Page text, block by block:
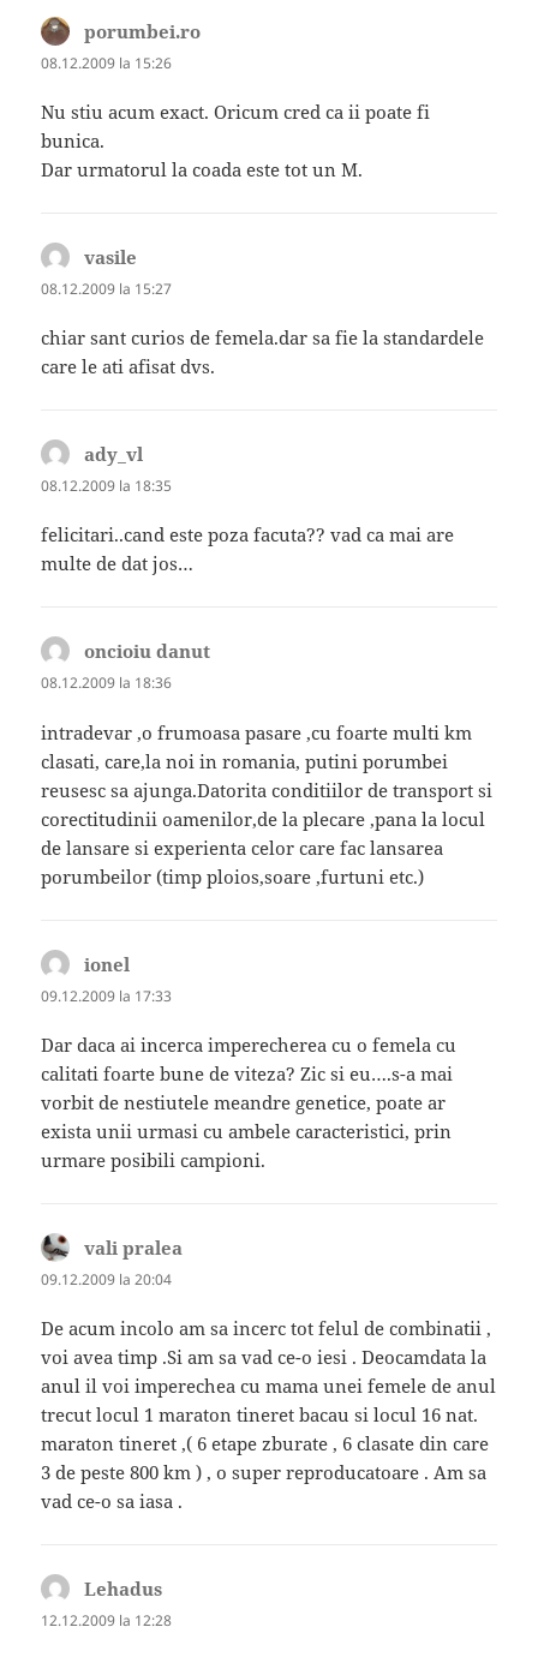
porumbei.ro
08.12.2009 la 15:26
Nu stiu acum exact. Oricum cred ca ii poate fi
bunica.
Dar urmatorul la coada este tot un M.
vasile
08.12.2009 la 15:27
chiar sant curios de femela.dar sa fie la standardele
care le ati afisat dvs.
ady_vl
08.12.2009 la 18:35
felicitari..cand este poza facuta?? vad ca mai are
multe de dat jos…
oncioiu danut
08.12.2009 la 18:36
intradevar ,o frumoasa pasare ,cu foarte multi km
clasati, care,la noi in romania, putini porumbei
reusesc sa ajunga.Datorita conditiilor de transport si
corectitudinii oamenilor,de la plecare ,pana la locul
de lansare si experienta celor care fac lansarea
porumbeilor (timp ploios,soare ,furtuni etc.)
ionel
09.12.2009 la 17:33
Dar daca ai incerca imperecherea cu o femela cu
calitati foarte bune de viteza? Zic si eu….s-a mai
vorbit de nestiutele meandre genetice, poate ar
exista unii urmasi cu ambele caracteristici, prin
urmare posibili campioni.
vali pralea
09.12.2009 la 20:04
De acum incolo am sa incerc tot felul de combinatii ,
voi avea timp .Si am sa vad ce-o iesi . Deocamdata la
anul il voi imperechea cu mama unei femele de anul
trecut locul 1 maraton tineret bacau si locul 16 nat.
maraton tineret ,( 6 etape zburate , 6 clasate din care
3 de peste 800 km ) , o super reproducatoare . Am sa
vad ce-o sa iasa .
Lehadus
12.12.2009 la 12:28